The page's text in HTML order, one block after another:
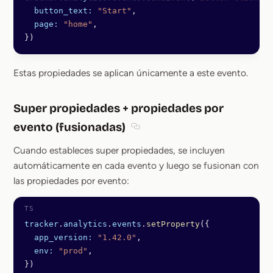
  button_text:
"Start" ,
  page:
"home" ,
})
Estas propiedades se aplican únicamente a este evento.
Super propiedades + propiedades por
evento (fusionadas)
Cuando estableces super propiedades, se incluyen
automáticamente en cada evento y luego se fusionan con
las propiedades por evento:
tracker . analytics . events . setProperty({
  app_version:
"1.42.0" ,
  env:
"prod" ,
})